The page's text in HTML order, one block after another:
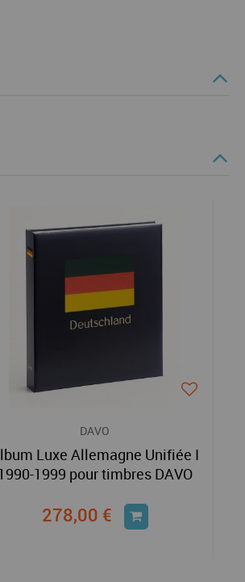
DAVO
Luxe Allemagne Unifiée I
1999 pour timbres DAVO
278,00 €